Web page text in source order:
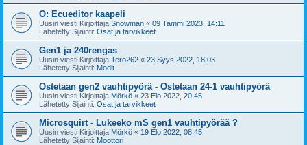
O: Ecueditor kaapeli
Uusin viesti Kirjoittaja Snowman « 09 Tammi 2023, 14:11
Lähetetty Sijainti: Osat ja tarvikkeet
Gen1 ja 240rengas
Uusin viesti Kirjoittaja Tero262 « 23 Syys 2022, 18:03
Lähetetty Sijainti: Modit
Ostetaan gen2 vauhtipyörä - Ostetaan 24-1 vauhtipyörä
Uusin viesti Kirjoittaja Mörkö « 23 Elo 2022, 20:45
Lähetetty Sijainti: Osat ja tarvikkeet
Microsquirt - Lukeeko mS gen1 vauhtipyörää ?
Uusin viesti Kirjoittaja Mörkö « 19 Elo 2022, 08:45
Lähetetty Sijainti: Moottori